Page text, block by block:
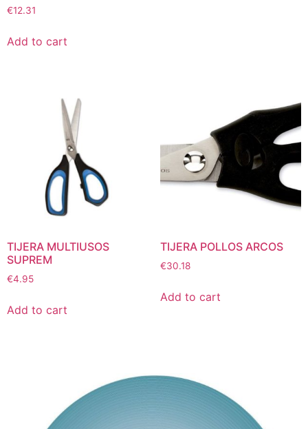
€12.31
Add to cart
TIJERA MULTIUSOS
SUPREM
€4.95
Add to cart
TIJERA POLLOS ARCOS
€30.18
Add to cart